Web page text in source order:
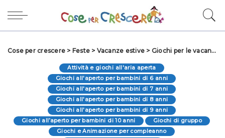
Cose per crescere > Feste > Vacanze estive > Giochi per le vacanze
Attività e giochi all'aria aperta
Giochi all'aperto per bambini di 6 anni
Giochi all'aperto per bambini di 7 anni
Giochi all'aperto per bambini di 8 anni
Giochi all'aperto per bambini di 9 anni
Giochi all’aperto per bambini di 10 anni
Giochi di gruppo
Giochi e Animazione per compleanno